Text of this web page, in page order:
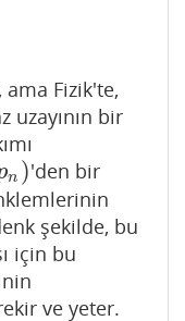
Fizik'te,
uzayının bir
n )'den bir
şekilde, bu
için bu
ve yeter.